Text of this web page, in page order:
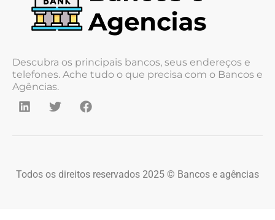
Descubra os principais bancos, seus endereços e
telefones. Ache tudo o que precisa com o Bancos e
Agências.
Todos os direitos reservados 2025 © Bancos e agências